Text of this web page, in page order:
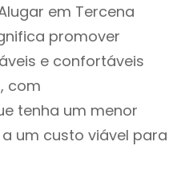
em Tercena
promover
e confortáveis
com
tenha um menor
um custo viável para